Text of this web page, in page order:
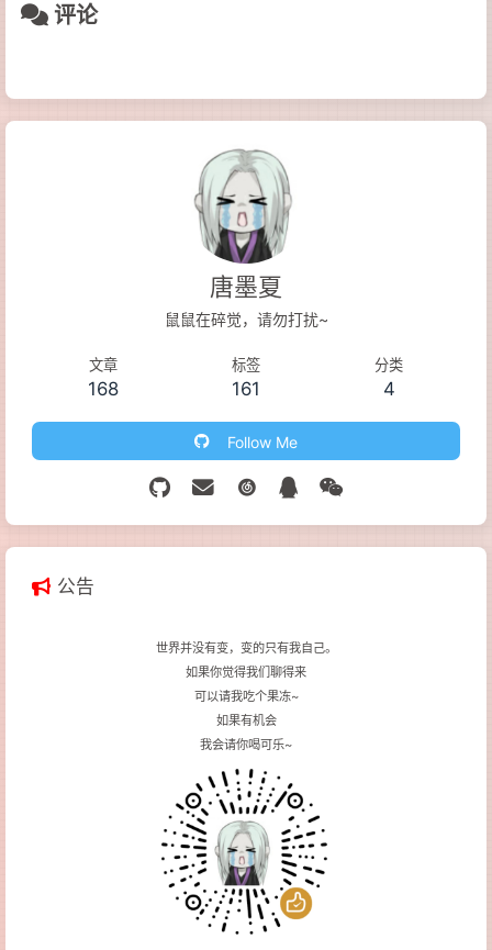
评论
唐墨夏
鼠鼠在碎觉，请勿打扰~
文章
168
标签
161
分类
4
Follow Me
公告
世界并没有变，变的只有我自己。
如果你觉得我们聊得来
可以请我吃个果冻~
如果有机会
我会请你喝可乐~